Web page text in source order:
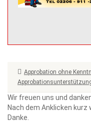
Approbation ohne
Wir freuen uns und
Nach dem Anklicken
Danke.